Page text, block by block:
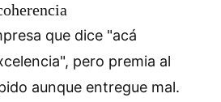
que dice "acá
pero premia al
aunque entregue mal.